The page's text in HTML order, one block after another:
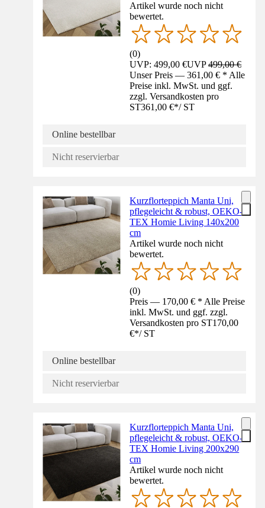
Artikel wurde noch nicht
bewertet.
(0)
UVP: 499,00 €UVP499,00 €
Unser Preis — 361,00 € * Alle
Preise inkl. MwSt. und ggf.
zzgl. Versandkosten pro
ST361,00 €*/ ST
Online bestellbar
Nicht reservierbar
Kurzflorteppich Manta Uni,
pflegeleicht & robust, OEKO-
TEX Homie Living 140x200
cm
Artikel wurde noch nicht
bewertet.
(0)
Preis — 170,00 € * Alle Preise
inkl. MwSt. und ggf. zzgl.
Versandkosten pro ST170,00
€*/ ST
Online bestellbar
Nicht reservierbar
Kurzflorteppich Manta Uni,
pflegeleicht & robust, OEKO-
TEX Homie Living 200x290
cm
Artikel wurde noch nicht
bewertet.